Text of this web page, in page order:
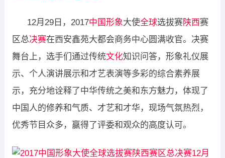
​12月29日，2017中国形象大使全球选拔赛陕西赛
区总决赛在西安鑫苑大都会商务中心圆满收官。决赛
舞台上，选手们通过传统文化知识问答，形象礼仪展
示、个人演讲展示和才艺表演等多彩的综合素养展
示，充分地诠释了中华传统之美和东方魅力，体现了
中国人的修养和气质、才艺和才华，现场气氛热烈，
优秀节目众多，赢得了评委和观众的高度认可。